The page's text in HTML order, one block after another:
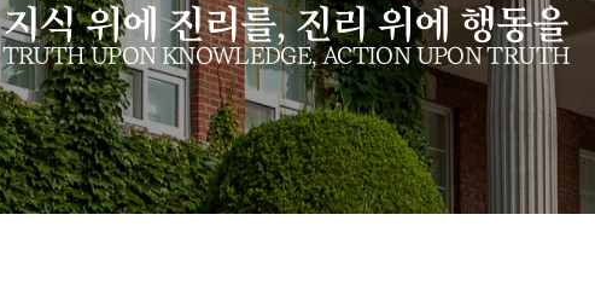
지식 위에 진리를, 진리 위에 행동을
TRUTH UPON KNOWLEDGE, ACTION UPON TRUTH